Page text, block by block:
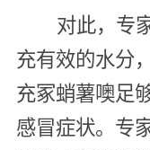
对此，专
充有效的水分
充冢蛸薯噢足
感冒症状。专